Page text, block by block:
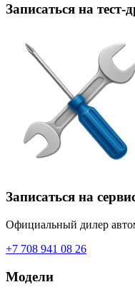
Записаться на тест-
Записаться на
Официальный дилер
+7 708 941 08 26
Модели